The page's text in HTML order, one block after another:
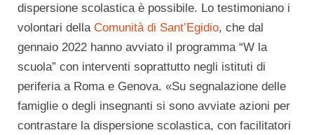
dispersione scolastica è possibile. Lo testimoniano i
volontari della Comunità di Sant’Egidio, che dal
gennaio 2022 hanno avviato il programma “W la
scuola” con interventi soprattutto negli istituti di
periferia a Roma e Genova. «Su segnalazione delle
famiglie o degli insegnanti si sono avviate azioni per
contrastare la dispersione scolastica, con facilitatori